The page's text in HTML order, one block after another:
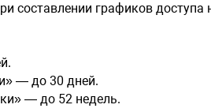
составлении графиков доступа
— до 30 дней.
— до 52 недель.